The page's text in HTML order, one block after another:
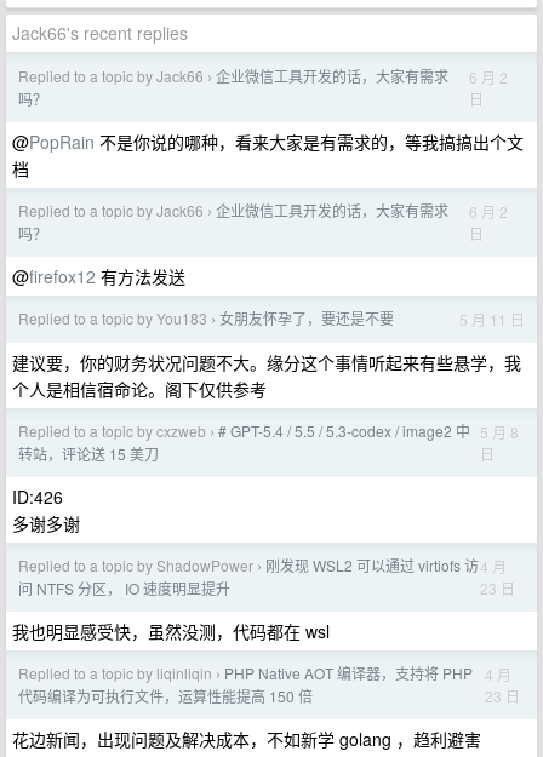
Jack66's recent replies
Replied to a topic by Jack66 › 企业微信工具开发的话，大家有需求
吗？
6 月 2
日
@PopRain 不是你说的哪种，看来大家是有需求的，等我搞搞出个文
档
Replied to a topic by Jack66 › 企业微信工具开发的话，大家有需求
吗？
6 月 2
日
@firefox12 有方法发送
Replied to a topic by You183 › 女朋友怀孕了，要还是不要 5 月 11 日
建议要，你的财务状况问题不大。缘分这个事情听起来有些悬学，我
个人是相信宿命论。阁下仅供参考
Replied to a topic by cxzweb › # GPT-5.4 / 5.5 / 5.3-codex / image2 中
转站，评论送 15 美刀
5 月 8
日
ID:426
多谢多谢
Replied to a topic by ShadowPower › 刚发现 WSL2 可以通过 virtiofs 访
问 NTFS 分区， IO 速度明显提升
4 月
23 日
我也明显感受快，虽然没测，代码都在 wsl
Replied to a topic by liqinliqin › PHP Native AOT 编译器，支持将 PHP
代码编译为可执行文件，运算性能提高 150 倍
4 月
23 日
花边新闻，出现问题及解决成本，不如新学 golang ，趋利避害